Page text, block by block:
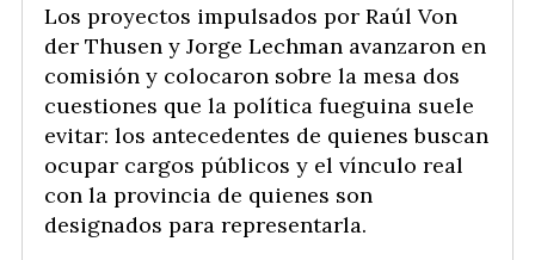
Los proyectos impulsados por Raúl Von
der Thusen y Jorge Lechman avanzaron en
comisión y colocaron sobre la mesa dos
cuestiones que la política fueguina suele
evitar: los antecedentes de quienes buscan
ocupar cargos públicos y el vínculo real
con la provincia de quienes son
designados para representarla.